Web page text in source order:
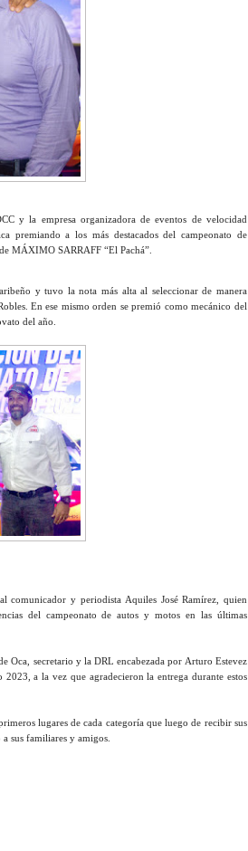
y la empresa organizadora de eventos de velocidad
premiando a los más destacados del campeonato de
MÁXIMO SARRAFF “El Pachá”.
y tuvo la nota más alta al seleccionar de manera
En ese mismo orden se premió como mecánico del
del año.
comunicador y periodista Aquiles José Ramírez, quien
del campeonato de autos y motos en las últimas
Oca, secretario y la DRL encabezada por Arturo Estevez
a la vez que agradecieron la entrega durante estos
lugares de cada categoría que luego de recibir sus
sus familiares y amigos.